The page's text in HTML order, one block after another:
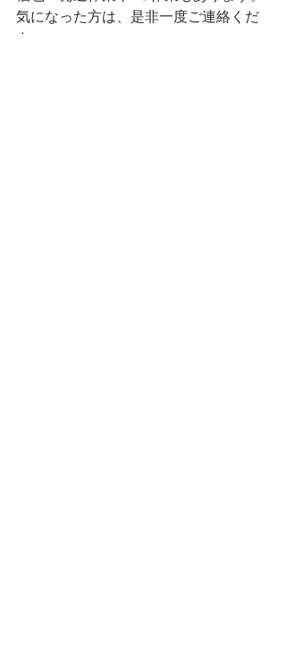
気になった方は、是非一度ご連絡くだ
さい。